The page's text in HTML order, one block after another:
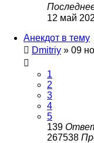
12 май
Анекдот в тему
Dmitriy » 09
1
2
3
4
5
139
267538